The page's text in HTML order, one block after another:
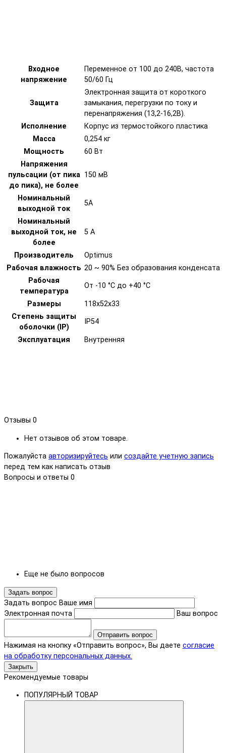
Входное
напряжение
Переменное от 100 до 240В, частота
50/60 Гц
Защита
Электронная защита от короткого
замыкания, перегрузки по току и
перенапряжения (13,2-16,2В).
Исполнение
Корпус из термостойкого пластика
Масса
0,254 кг
Мощность
60 Вт
Напряжения
пульсации (от пика
до пика), не более
150 мВ
Номинальный
выходной ток
5А
Номинальный
выходной ток, не
более
5 А
Производитель
Optimus
Рабочая влажность 20 ~ 90% Без образования конденсата
Рабочая
температура
От -10 °С до +40 °С
Размеры
118х52х33
Степень защиты
оболочки (IP)
IP54
Эксплуатация Внутренняя
Отзывы 0
Нет отзывов об этом товаре.
Пожалуйста авторизируйтесь или создайте учетную запись
перед тем как написать отзыв
Вопросы и ответы 0
Еще не было вопросов
Задать вопрос
Задать вопрос Ваше имя
Электронная почта
Ваш вопрос
Отправить вопрос
Нажимая на кнопку «Отправить вопрос», Вы даете согласие
на обработку персональных данных.
Закрыть
Рекомендуемые товары
ПОПУЛЯРНЫЙ ТОВАР